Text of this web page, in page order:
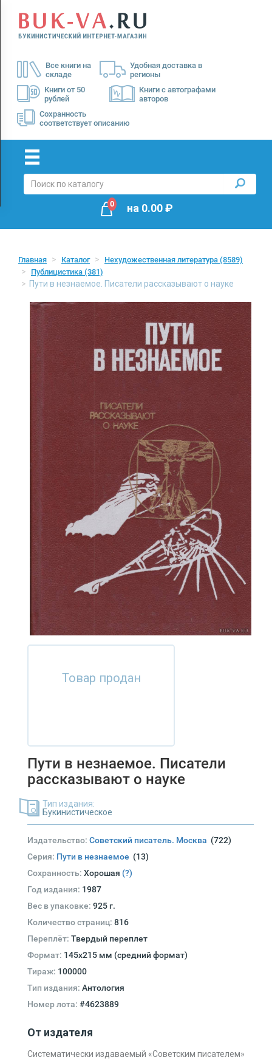
Все книги на
складе
Удобная доставка в
регионы
Книги от 50
рублей
Книги с автографами
авторов
Сохранность
соответствует описанию
Menu
Доставка
Оплата
0 на 0.00₽
Главная Каталог Нехудожественная литература (8589)
Публицистика (381)
Пути в незнаемое. Писатели рассказывают о науке
Товар продан
Пути в незнаемое. Писатели
рассказывают о науке
Тип издания:
Букинистическое
Издательство: Советский писатель. Москва (722)
Серия: Пути в незнаемое (13)
Сохранность: Хорошая (?)
Год издания: 1987
Вес в упаковке: 925 г.
Количество страниц: 816
Переплёт: Твердый переплет
Формат: 145х215 мм (средний формат)
Тираж: 100000
Тип издания: Антология
Номер лота: #4623889
От издателя
Систематически издаваемый «Советским писателем»